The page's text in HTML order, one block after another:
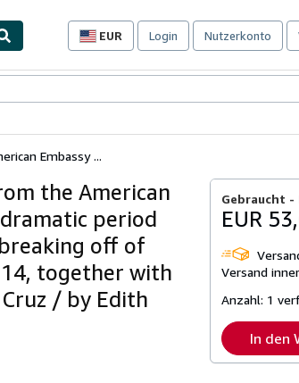
EUR
Seite
Einkaufseinstellungen.
Login Nutzerkonto
Embassy ...
the American
period
off of
together with
/ by Edith
Gebraucht -
EUR
Versand
Anzahl: 1
In den